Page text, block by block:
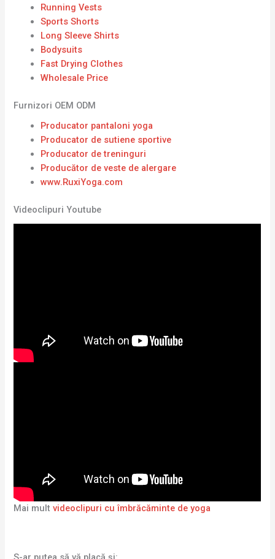
Running Vests
Sports Shorts
Long Sleeve Shirts
Bodysuits
Fast Drying Clothes
Wholesale Price
Furnizori OEM ODM
Producator pantaloni yoga
Producator de sutiene sportive
Producator de treninguri
Producător de veste de alergare
www.RuxiYoga.com
Videoclipuri Youtube
Mai multvideoclipuri cu îmbrăcăminte de yoga